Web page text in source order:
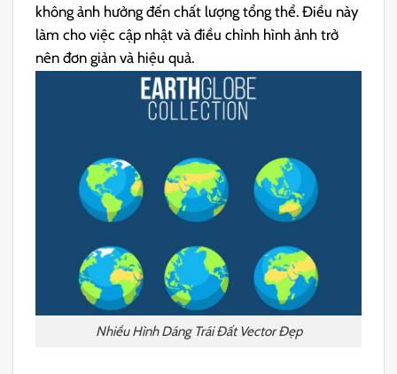
không ảnh hưởng đến chất lượng tổng thể. Điều này
làm cho việc cập nhật và điều chỉnh hình ảnh trở
nên đơn giản và hiệu quả.
Nhiều Hình Dáng Trái Đất Vector Đẹp